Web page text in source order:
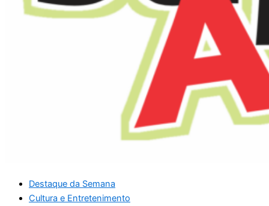
Destaque da Semana
Cultura e Entretenimento